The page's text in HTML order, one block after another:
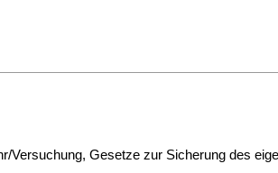
Gesetze zur Sicherung des